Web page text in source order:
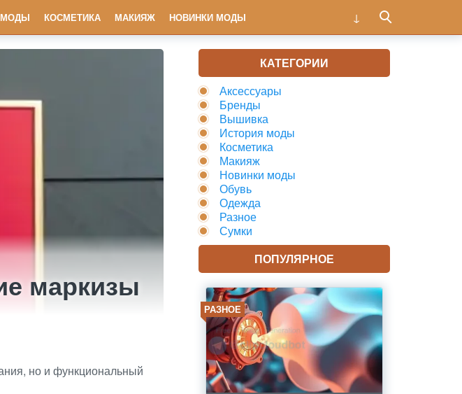
МОДЫ КОСМЕТИКА МАКИЯЖ НОВИНКИ МОДЫ
маркизы
но и функциональный
КАТЕГОРИИ
Аксессуары
Бренды
Вышивка
История моды
Косметика
Макияж
Новинки моды
Обувь
Одежда
Разное
Сумки
ПОПУЛЯРНОЕ
РАЗНОЕ